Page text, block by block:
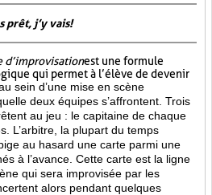
prêt, j’y vais!
d’improvisationest une formule
qui permet à l’élève de devenir
sein d’une mise en scène
deux équipes s’affrontent. Trois
au jeu : le capitaine de chaque
L’arbitre, la plupart du temps
au hasard une carte parmi une
à l’avance. Cette carte est la ligne
qui sera improvisée par les
alors pendant quelques